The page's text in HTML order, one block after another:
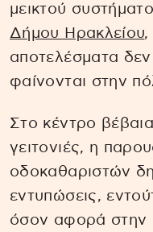
μεικτού
Δήμου Ηρακλείου,
αποτελέσματα
φαίνονται στην
Στο κέντρο
γειτονιές, η
οδοκαθαριστών
εντυπώσεις,
όσον αφορά στην